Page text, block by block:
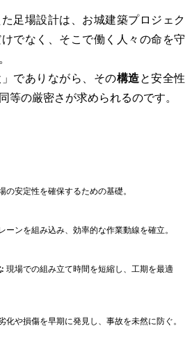
足場設計は、お城建築プロジェク
でなく、そこで働く人々の命を守
でありながら、その構造と安全性
等の厳密さが求められるのです。
の安定性を確保するための基礎。
ーンを組み込み、効率的な作業動線を確立。
現場での組み立て時間を短縮し、工期を最適
化や損傷を早期に発見し、事故を未然に防ぐ。